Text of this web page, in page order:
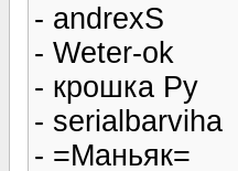
- andrexS
- Weter-ok
- крошка Ру
- serialbarviha
- =Маньяк=